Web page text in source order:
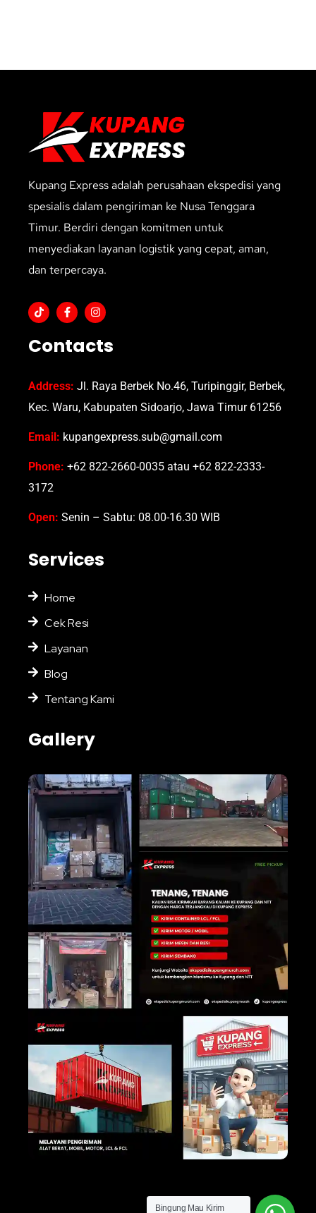
Kupang Express adalah perusahaan ekspedisi yang
spesialis dalam pengiriman ke Nusa Tenggara
Timur. Berdiri dengan komitmen untuk
menyediakan layanan logistik yang cepat, aman,
dan terpercaya.
Contacts
Address: Jl. Raya Berbek No.46, Turipinggir, Berbek,
Kec. Waru, Kabupaten Sidoarjo, Jawa Timur 61256
Email: kupangexpress.sub@gmail.com
Phone: +62 822-2660-0035 atau +62 822-2333-
3172
Open: Senin – Sabtu: 08.00-16.30 WIB
Services
Home
Cek Resi
Layanan
Blog
Tentang Kami
Gallery
Bingung Mau Kirim